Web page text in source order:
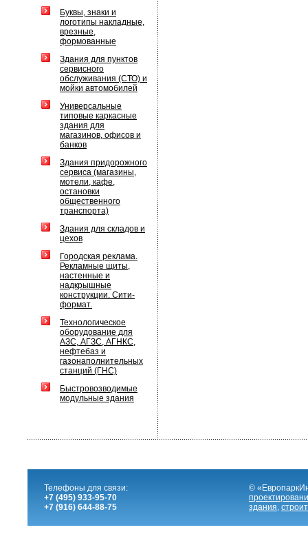
Буквы, знаки и
логотипы накладные,
врезные,
формованные
Здания для пунктов
сервисного
обслуживания (СТО) и
мойки автомобилей
Универсальные
типовые каркасные
здания для
магазинов, офисов и
банков
Здания придорожного
сервиса (магазины,
мотели, кафе,
остановки
общественного
транспорта)
Здания для складов и
цехов
Городская реклама.
Рекламные щиты,
настенные и
надкрышные
конструкции. Сити-
формат.
Технологическое
оборудование для
АЗС, АГЗС, АГНКС,
нефтебаз и
газонаполнительных
станций (ГНС)
Быстровозводимые
модульные здания
Телефоны для связи:
+7 (495) 933-95-70
+7 (916) 644-88-75
©
здания,